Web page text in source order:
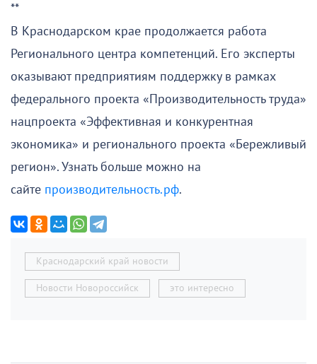
**
В Краснодарском крае продолжается работа
Регионального центра компетенций. Его эксперты
оказывают предприятиям поддержку в рамках
федерального проекта «Производительность труда»
нацпроекта «Эффективная и конкурентная
экономика» и регионального проекта «Бережливый
регион». Узнать больше можно на
сайте производительность.рф.
Краснодарский край новости
Новости Новороссийск это интересно